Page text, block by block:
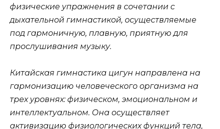
физические упражнения в сочетании с
дыхательной гимнастикой, осуществляемые
под гармоничную, плавную, приятную для
прослушивания музыку.
Китайская гимнастика цигун направлена на
гармонизацию человеческого организма на
трех уровнях: физическом, эмоциональном и
интеллектуальном. Она осуществляет
активизацию физиологических функций тела,